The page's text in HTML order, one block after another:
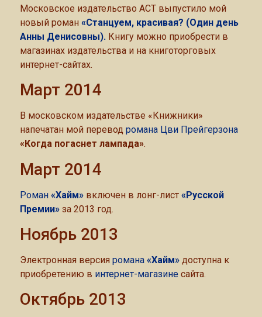
Московское издательство АСТ выпустило мой
новый роман «Станцуем, красивая? (Один день
Анны Денисовны). Книгу можно приобрести в
магазинах издательства и на книготорговых
интернет-сайтах.
Март 2014
В московском издательстве «Книжники»
напечатан мой перевод романа Цви Прейгерзона
«Когда погаснет лампада».
Март 2014
Роман «Хайм» включен в лонг-лист «Русской
Премии» за 2013 год.
Ноябрь 2013
Электронная версия романа «Хайм» доступна к
приобретению в интернет-магазине сайта.
Октябрь 2013